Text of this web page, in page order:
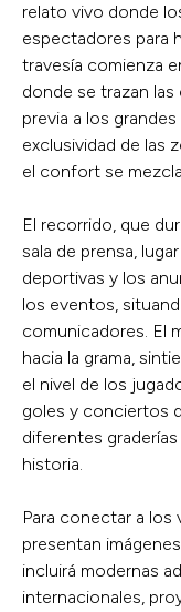
relato vivo donde
espectadores para
travesía comienza
donde se trazan
previa a los
exclusividad de las
el confort se
El recorrido, que
sala de prensa,
deportivas y los
los eventos,
comunicadores. El
hacia la grama,
el nivel de los
goles y conciertos
diferentes
historia.
Para conectar a
presentan
incluirá modernas
internacionales,